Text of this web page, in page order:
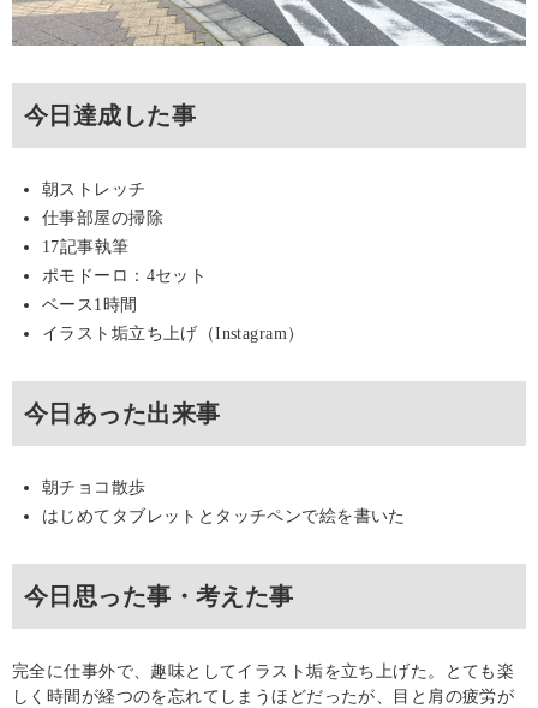
今日達成した事
朝ストレッチ
仕事部屋の掃除
17記事執筆
ポモドーロ：4セット
ベース1時間
イラスト垢立ち上げ（Instagram）
今日あった出来事
朝チョコ散歩
はじめてタブレットとタッチペンで絵を書いた
今日思った事・考えた事
完全に仕事外で、趣味としてイラスト垢を立ち上げた。とても楽
しく時間が経つのを忘れてしまうほどだったが、目と肩の疲労が